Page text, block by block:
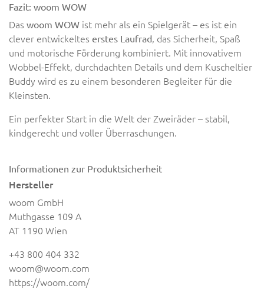
Fazit: woom WOW
Das woom WOW ist mehr als ein Spielgerät – es ist ein
clever entwickeltes erstes Laufrad, das Sicherheit, Spaß
und motorische Förderung kombiniert. Mit innovativem
Wobbel-Effekt, durchdachten Details und dem Kuscheltier
Buddy wird es zu einem besonderen Begleiter für die
Kleinsten.
Ein perfekter Start in die Welt der Zweiräder – stabil,
kindgerecht und voller Überraschungen.
Informationen zur Produktsicherheit
Hersteller
woom GmbH
Muthgasse 109 A
AT 1190 Wien
+43 800 404 332
woom@woom.com
https://woom.com/